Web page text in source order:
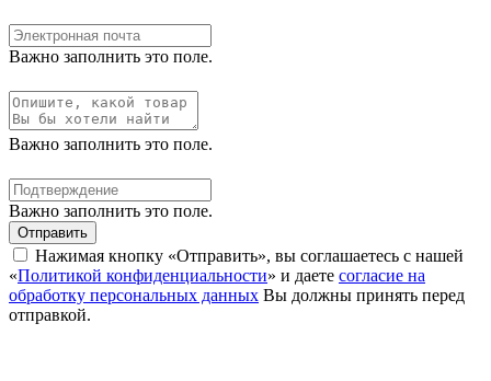
Важно заполнить это поле.
Важно заполнить это поле.
Важно заполнить это поле.
Отправить
Нажимая кнопку «Отправить», вы соглашаетесь с нашей
«Политикой конфиденциальности» и даете согласие на
обработку персональных данных Вы должны принять перед
отправкой.